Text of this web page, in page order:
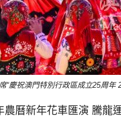
“慶祝澳門特別行政區成立25周
曆新年花車匯演 騰